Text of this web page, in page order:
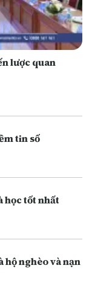
lược quan
tin số
học tốt nhất
hộ nghèo và nạn